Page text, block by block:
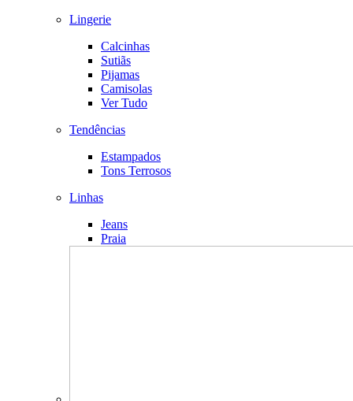
Lingerie
Calcinhas
Sutiãs
Pijamas
Camisolas
Ver Tudo
Tendências
Estampados
Tons Terrosos
Linhas
Jeans
Praia